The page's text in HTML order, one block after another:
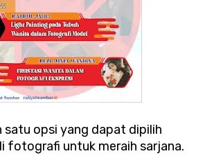
satu opsi yang dapat dipilih
fotografi untuk meraih sarjana.